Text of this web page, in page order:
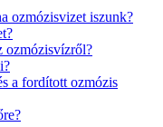
ozmózisvizet iszunk?
ozmózisvízről?
a fordított ozmózis